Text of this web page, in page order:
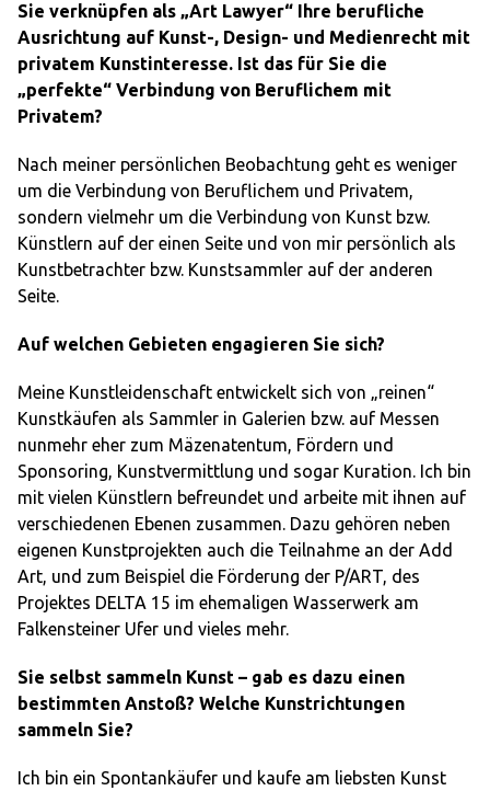
Sie verknüpfen als „Art Lawyer“ Ihre berufliche
Ausrichtung auf Kunst-, Design- und Medienrecht mit
privatem Kunstinteresse. Ist das für Sie die
„perfekte“ Verbindung von Beruflichem mit
Privatem?
Nach meiner persönlichen Beobachtung geht es weniger
um die Verbindung von Beruflichem und Privatem,
sondern vielmehr um die Verbindung von Kunst bzw.
Künstlern auf der einen Seite und von mir persönlich als
Kunstbetrachter bzw. Kunstsammler auf der anderen
Seite.
Auf welchen Gebieten engagieren Sie sich?
Meine Kunstleidenschaft entwickelt sich von „reinen“
Kunstkäufen als Sammler in Galerien bzw. auf Messen
nunmehr eher zum Mäzenatentum, Fördern und
Sponsoring, Kunstvermittlung und sogar Kuration. Ich bin
mit vielen Künstlern befreundet und arbeite mit ihnen auf
verschiedenen Ebenen zusammen. Dazu gehören neben
eigenen Kunstprojekten auch die Teilnahme an der Add
Art, und zum Beispiel die Förderung der P/ART, des
Projektes DELTA 15 im ehemaligen Wasserwerk am
Falkensteiner Ufer und vieles mehr.
Sie selbst sammeln Kunst – gab es dazu einen
bestimmten Anstoß? Welche Kunstrichtungen
sammeln Sie?
Ich bin ein Spontankäufer und kaufe am liebsten Kunst